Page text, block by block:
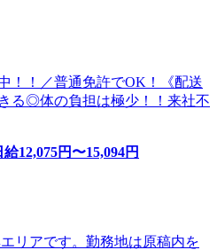
！！／普通免許でOK！《配送
る◎体の負担は極少！！来社不
給12,075円〜15,094円
リアです。勤務地は原稿内を